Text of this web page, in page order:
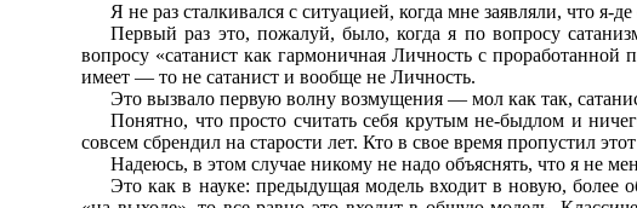
Я не раз сталкивался с ситуацией, когда мне заявляли, что
Первый раз это, пожалуй, было, когда я по вопросу
вопросу «сатанист как гармоничная Личность с
имеет — то не сатанист и вообще не Личность.
Это вызвало первую волну возмущения — мол как так,
Понятно, что просто считать себя крутым не-быдлом и
совсем сбрендил на старости лет. Кто в свое время пропустил
Надеюсь, в этом случае никому не надо объяснять, что я не
Это как в науке: предыдущая модель входит в новую, более